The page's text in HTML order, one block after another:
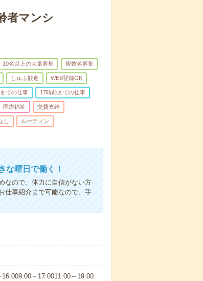
者マンシ
10名以上の大量募集 複数名募集
しゅふ歓迎 WEB登録OK
での仕事 17時前までの仕事
医療福祉 交費支給
し ルーティン
な曜日で働く！
なので、体力に自信がない方
仕事紹介まで可能なので、手
～17:0011:00～19:00